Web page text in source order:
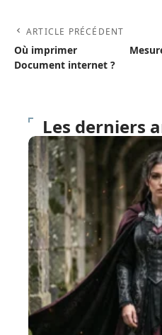
ARTICLE PRÉCÉDENT
Où imprimer
Document internet ?
Les derniers